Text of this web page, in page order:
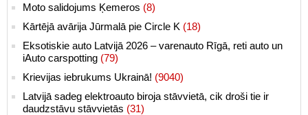
Moto salidojums Ķemeros (8)
Kārtējā avārija Jūrmalā pie Circle K (18)
Eksotiskie auto Latvijā 2026 – varenauto Rīgā, reti auto un
iAuto carspotting (79)
Krievijas iebrukums Ukrainā! (9040)
Latvijā sadeg elektroauto biroja stāvvietā, cik droši tie ir
daudzstāvu stāvvietās (31)